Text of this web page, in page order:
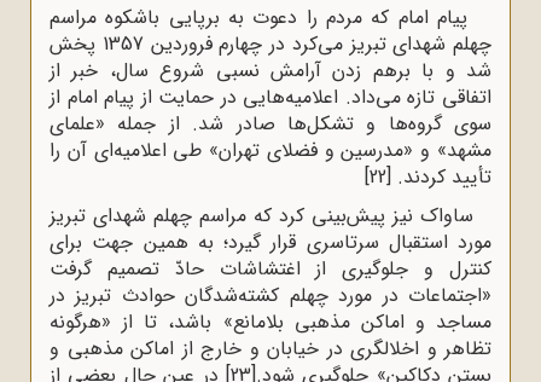
پیام امام که مردم را دعوت به برپایی باشکوه مراسم
چهلم شهدای تبریز می‌کرد در چهارم فروردین 1357 پخش
شد و با برهم زدن آرامش نسبی شروع سال، خبر از
اتفاقی تازه می‌داد. اعلامیه‌هایی در حمایت از پیام امام از
سوی گروه‌ها و تشکل‌ها صادر شد. از جمله «علمای
مشهد» و «مدرسین و فضلای تهران» طی اعلامیه‌ای آن را
تأیید کردند. [22]
ساواک‌ نیز پیش‌بینی‌ کرد که‌ مراسم‌ چهلم‌ شهدای‌ تبریز
مورد استقبال‌ سرتاسری‌ قرار گیرد؛ به‌ همین‌ جهت‌ برای‌
کنترل‌ و جلوگیری‌ از اغتشاشات‌ حادّ تصمیم‌ گرفت‌
«اجتماعات‌ در مورد چهلم‌ کشته‌شدگان‌ حوادث‌ تبریز در
مساجد و اماکن‌ مذهبی‌ بلامانع‌» باشد، تا از «هرگونه‌
تظاهر و اخلالگری‌ در خیابان‌ و خارج‌ از اماکن‌ مذهبی‌ و
بستن‌ دکاکین‌» جلوگیری‌ شود.[23] در عین‌ حال‌ بعضی‌ از